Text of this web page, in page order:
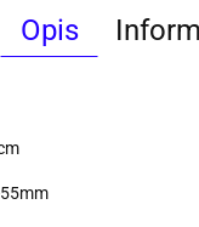
Opis